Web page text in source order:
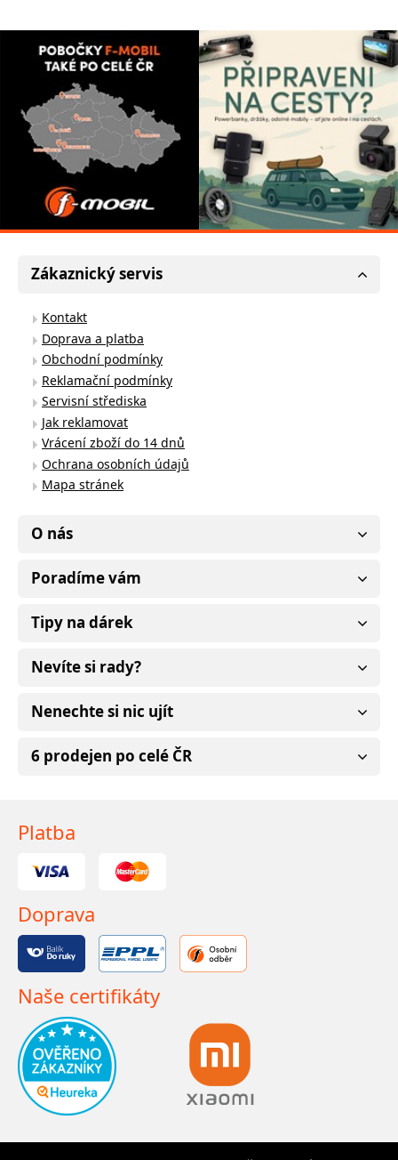
Zákaznický servis
Kontakt
Doprava a platba
Obchodní podmínky
Reklamační podmínky
Servisní střediska
Jak reklamovat
Vrácení zboží do 14 dnů
Ochrana osobních údajů
Mapa stránek
O nás
Poradíme vám
Tipy na dárek
Nevíte si rady?
Nenechte si nic ujít
6 prodejen po celé ČR
Platba
Doprava
Naše certifikáty